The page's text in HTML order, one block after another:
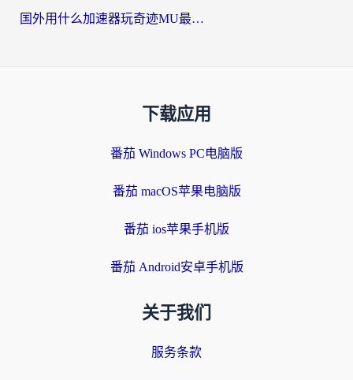
国外用什么加速器玩奇迹MU最好？2026海外玩家国服游戏加速全攻略
下载应用
番茄 Windows PC电脑版
番茄 macOS苹果电脑版
番茄 ios苹果手机版
番茄 Android安卓手机版
关于我们
服务条款